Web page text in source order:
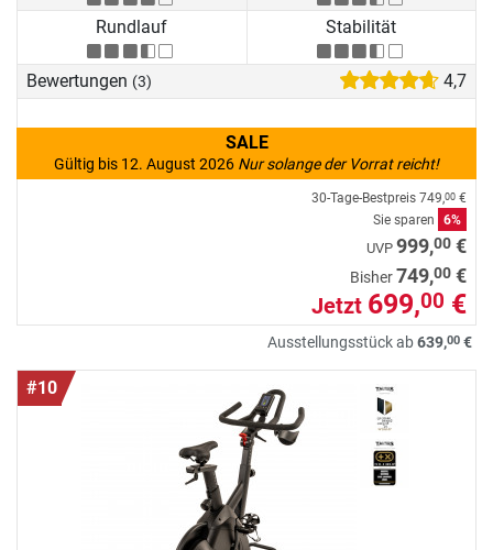
Rundlauf Stabilität
Bewertungen (3) 4,7
SALE
Gültig bis 12. August 2026 Nur solange der Vorrat reicht!
30-Tage-Bestpreis 749,00 €
Sie sparen
6%
UVP 999,00 €
Bisher749,00 €
Jetzt 699,00 €
Ausstellungsstück ab639,00 €
#10